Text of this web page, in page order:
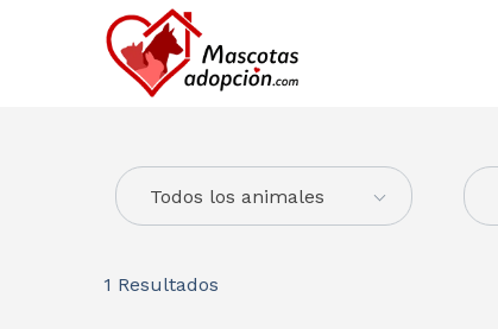
Todos los animales
1 Resultados